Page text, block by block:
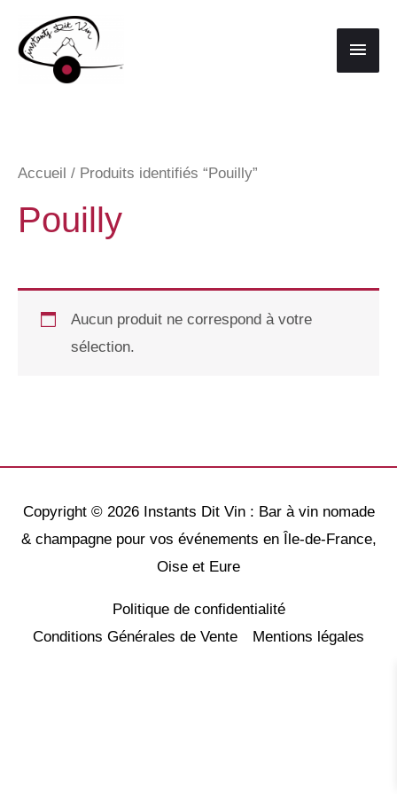
contenu
Accueil / Produits identifiés “Pouilly”
Pouilly
Aucun produit ne correspond à votre
sélection.
Copyright © 2026 Instants Dit Vin : Bar à vin nomade
& champagne pour vos événements en Île-de-France,
Oise et Eure
Politique de confidentialité
Conditions Générales de Vente
Mentions légales